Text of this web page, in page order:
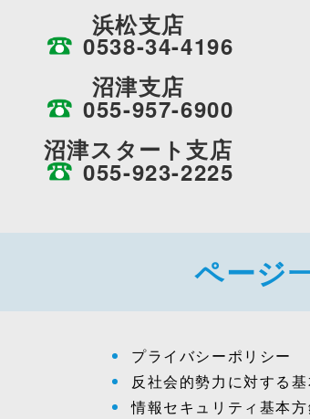
浜松支店
0538-34-4196
沼津支店
055-957-6900
沼津スタート支店
055-923-2225
ページ
プライバシーポリシー
反社会的勢力に対する
情報セキュリティ基本